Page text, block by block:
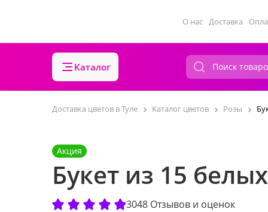
О нас Доставка
Каталог
Доставка цветов в Туле Каталог цветов Розы
Акция
Букет из 15
3048 Отзывов и оценок